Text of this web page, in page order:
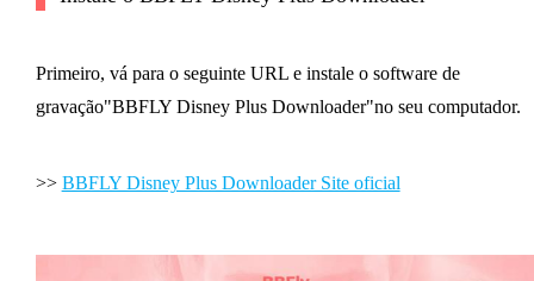
Primeiro, vá para o seguinte URL e instale o software de
gravação"BBFLY Disney Plus Downloader"no seu computador.
>> BBFLY Disney Plus Downloader Site oficial